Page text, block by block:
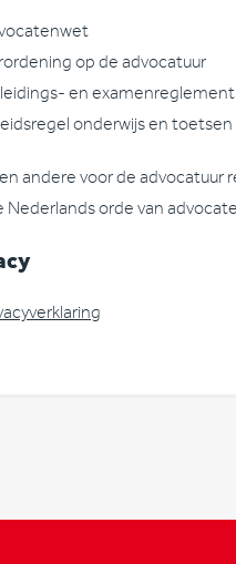
op de advocatuur
en
onderwijs en toetsen
andere voor de
Nederlands orde van